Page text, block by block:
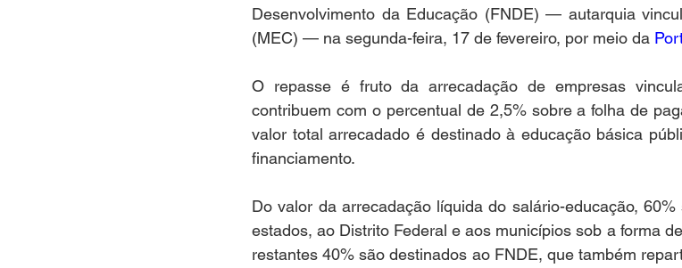
Desenvolvimento da Educação (FNDE) — autarquia
(MEC) — na segunda-feira, 17 de fevereiro, por meio da
O repasse é fruto da arrecadação de empresas
contribuem com o percentual de 2,5% sobre a folha de
valor total arrecadado é destinado à educação básica
financiamento.
Do valor da arrecadação líquida do salário-educação,
estados, ao Distrito Federal e aos municípios sob a forma
restantes 40% são destinados ao FNDE, que também